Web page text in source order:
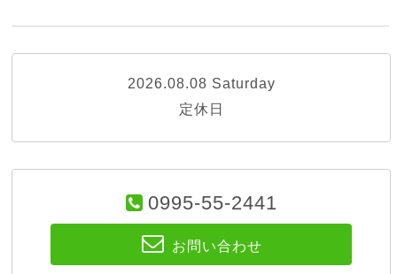
2026.08.08 Saturday
定休日
0995-55-2441
お問い合わせ